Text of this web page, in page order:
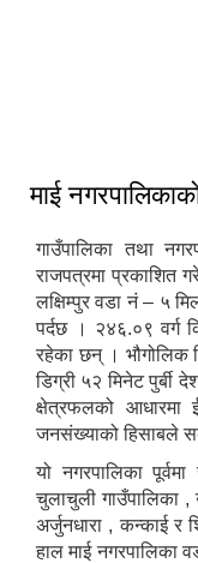
माई
गाउँपालिका तथा
राजपत्रमा प्रकाशित
लक्षिम्पुर वडा नं – ५
पर्दछ । २४६.०९ वर्ग
रहेका छन् । भौगोलिक
डिग्री ५२ मिनेट पुर्बी
क्षेत्रफलको आधारमा
जनसंख्याको हिसाबले
यो नगरपालिका
चुलाचुली गाउँपालिका ,
अर्जुनधारा , कन्काई र
हाल माई नगरपालिका